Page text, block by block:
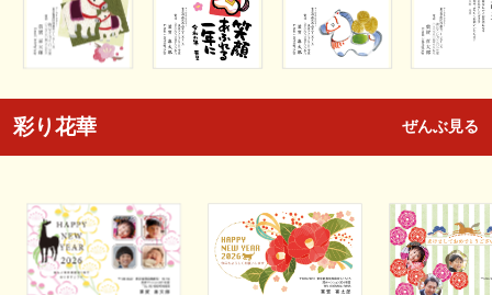
彩り花華 ぜんぶ見る